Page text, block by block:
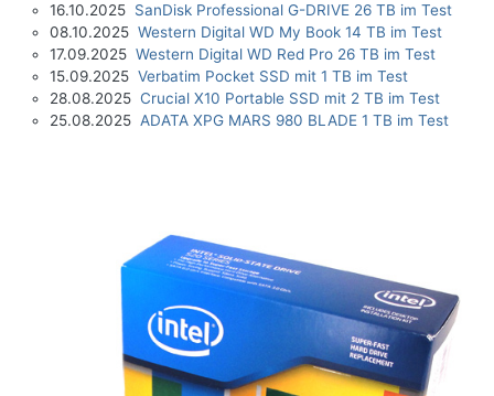
16.10.2025 SanDisk Professional G-DRIVE 26 TB im Test
08.10.2025 Western Digital WD My Book 14 TB im Test
17.09.2025 Western Digital WD Red Pro 26 TB im Test
15.09.2025 Verbatim Pocket SSD mit 1 TB im Test
28.08.2025 Crucial X10 Portable SSD mit 2 TB im Test
25.08.2025 ADATA XPG MARS 980 BLADE 1 TB im Test